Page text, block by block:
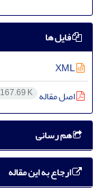
فایل ها
اصل مقاله 167.69 K
هم رسانی
ارجاع به این مقاله